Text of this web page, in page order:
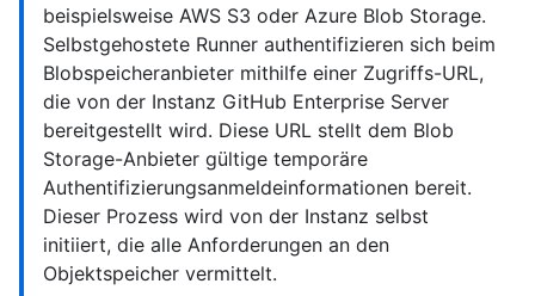
beispielsweise AWS S3 oder Azure Blob Storage.
Selbstgehostete Runner authentifizieren sich beim
Blobspeicheranbieter mithilfe einer Zugriffs-URL,
die von der Instanz GitHub Enterprise Server
bereitgestellt wird. Diese URL stellt dem Blob
Storage-Anbieter gültige temporäre
Authentifizierungsanmeldeinformationen bereit.
Dieser Prozess wird von der Instanz selbst
initiiert, die alle Anforderungen an den
Objektspeicher vermittelt.